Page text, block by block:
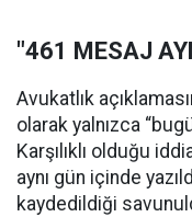
"461 MESAJ
Avukatlık
olarak yalnızca
Karşılıklı olduğu
aynı gün içinde
kaydedildiği